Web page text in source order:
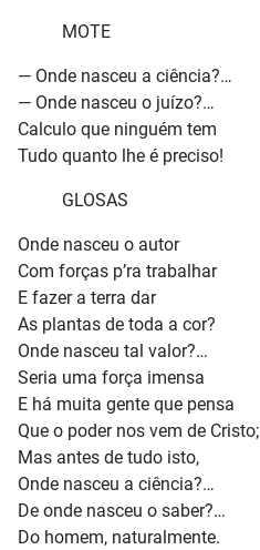
MOTE
— Onde nasceu a ciência?…
— Onde nasceu o juízo?…
Calculo que ninguém tem
Tudo quanto lhe é preciso!
GLOSAS
Onde nasceu o autor
Com forças p’ra trabalhar
E fazer a terra dar
As plantas de toda a cor?
Onde nasceu tal valor?…
Seria uma força imensa
E há muita gente que pensa
Que o poder nos vem de Cristo;
Mas antes de tudo isto,
Onde nasceu a ciência?…
De onde nasceu o saber?…
Do homem, naturalmente.